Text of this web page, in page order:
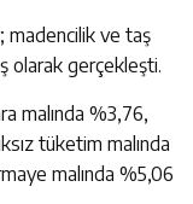
madencilik ve taş
olarak gerçekleşti.
malında %3,76,
tüketim malında
malında %5,06